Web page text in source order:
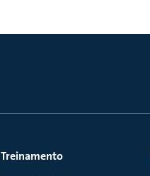
Treinamento